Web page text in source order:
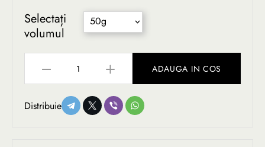
Selectați
volumul
50g
ADAUGA IN COS
Distribuie